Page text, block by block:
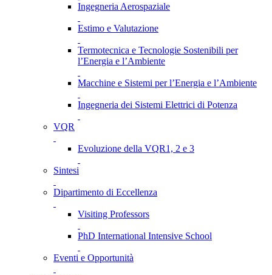
Ingegneria Aerospaziale
Estimo e Valutazione
Termotecnica e Tecnologie Sostenibili per
l’Energia e l’Ambiente
Macchine e Sistemi per l’Energia e l’Ambiente
Ingegneria dei Sistemi Elettrici di Potenza
VQR
Evoluzione della VQR1, 2 e 3
Sintesi
Dipartimento di Eccellenza
Visiting Professors
PhD International Intensive School
Eventi e Opportunità